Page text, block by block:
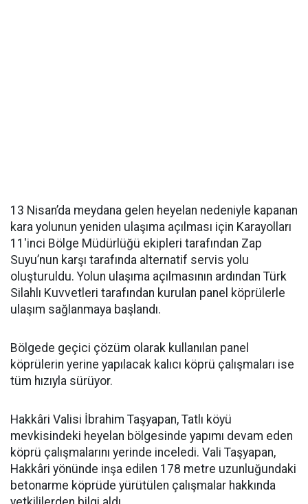
13 Nisan’da meydana gelen heyelan nedeniyle kapanan
kara yolunun yeniden ulaşıma açılması için Karayolları
11'inci Bölge Müdürlüğü ekipleri tarafından Zap
Suyu’nun karşı tarafında alternatif servis yolu
oluşturuldu. Yolun ulaşıma açılmasının ardından Türk
Silahlı Kuvvetleri tarafından kurulan panel köprülerle
ulaşım sağlanmaya başlandı.
Bölgede geçici çözüm olarak kullanılan panel
köprülerin yerine yapılacak kalıcı köprü çalışmaları ise
tüm hızıyla sürüyor.
Hakkâri Valisi İbrahim Taşyapan, Tatlı köyü
mevkisindeki heyelan bölgesinde yapımı devam eden
köprü çalışmalarını yerinde inceledi. Vali Taşyapan,
Hakkâri yönünde inşa edilen 178 metre uzunluğundaki
betonarme köprüde yürütülen çalışmalar hakkında